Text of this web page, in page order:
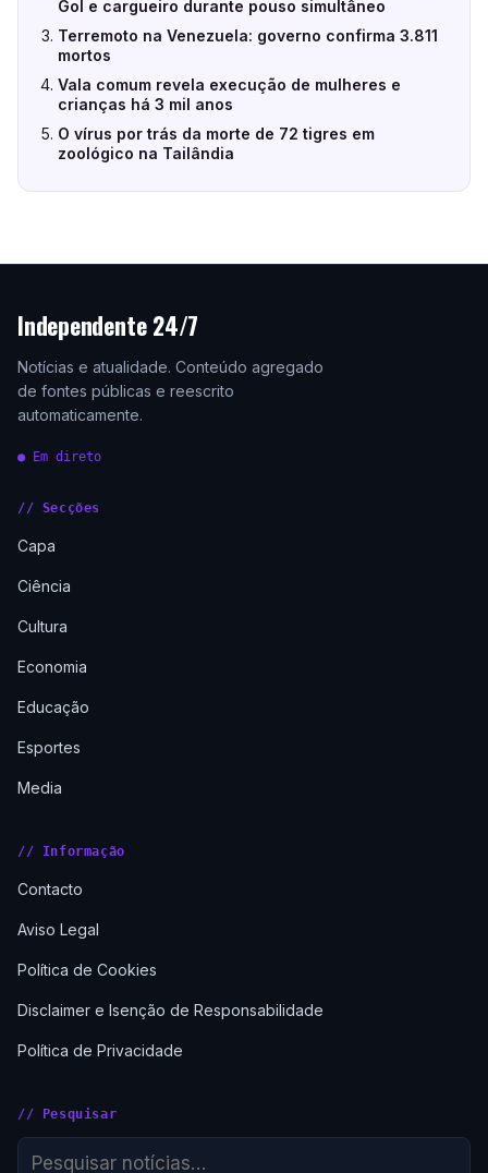
Gol e cargueiro durante pouso simultâneo
Terremoto na Venezuela: governo confirma 3.811
mortos
Vala comum revela execução de mulheres e
crianças há 3 mil anos
O vírus por trás da morte de 72 tigres em
zoológico na Tailândia
Independente 24/7
Notícias e atualidade. Conteúdo agregado
de fontes públicas e reescrito
automaticamente.
● Em direto
// Secções
Capa
Ciência
Cultura
Economia
Educação
Esportes
Media
// Informação
Contacto
Aviso Legal
Política de Cookies
Disclaimer e Isenção de Responsabilidade
Política de Privacidade
// Pesquisar